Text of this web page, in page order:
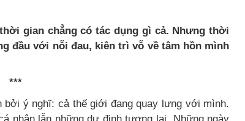
gian chẳng có tác dụng gì cả. Nhưng thời
đầu với nỗi đau, kiên trì vỗ về tâm hồn mình
***
bởi ý nghĩ: cả thế giới đang quay lưng với mình.